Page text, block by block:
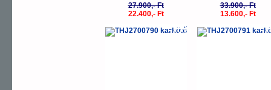
27.900,- Ft
22.400,- Ft
33.900,- Ft
13.600,- Ft
-70% -